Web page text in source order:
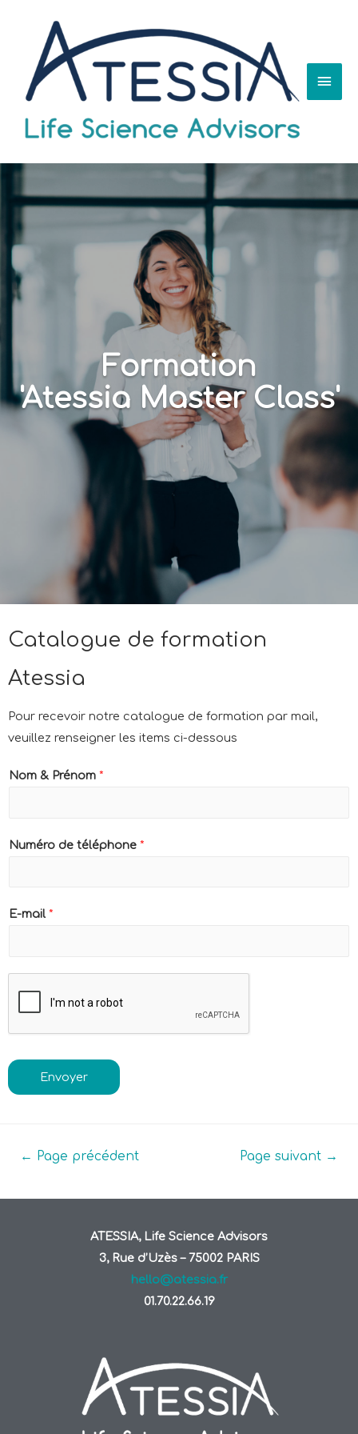
Formation
'Atessia Master Class'
Catalogue de formation
Atessia
Pour recevoir notre catalogue de formation par mail,
veuillez renseigner les items ci-dessous
Nom & Prénom *
Numéro de téléphone *
E-mail*
Envoyer
← Page précédent Page suivant →
ATESSIA, Life Science Advisors
3, Rue d’Uzès – 75002 PARIS
hello@atessia.fr
01.70.22.66.19